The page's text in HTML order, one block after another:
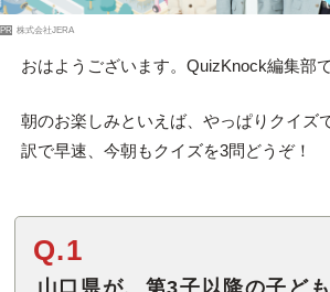
PR 株式会社JERA
おはようございます。QuizKnock編集部で
朝のお楽しみといえば、やっぱりクイ
訳で早速、今朝もクイズを3問どうぞ！
Q.1
山口県が、第3子以降の子ど